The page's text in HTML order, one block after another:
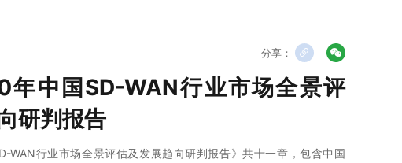
分享：
中国SD-WAN行业市场全景评
研判报告
WAN行业市场全景评估及发展趋向研判报告》共十一章，包含中国